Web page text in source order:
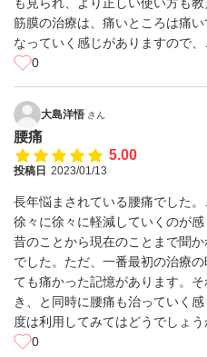
筋膜の治療は、痛いところは痛
なっていく感じがありますので、
0
大島洋悟 さん
腰痛
5.00
投稿日 2023/01/13
長年悩まされている腰痛でした。
徐々に徐々に軽減していくのが
昔のことから現在のことまで聞
でした。ただ、一番最初の治療
ても痛かった記憶があります。
き、と同時に腰痛も治っていく
度は利用してみてはどうでしょう
0